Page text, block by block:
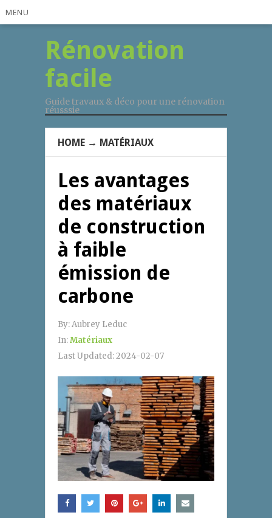
MENU
Rénovation
facile
Guide travaux & déco pour une rénovation
réusssie
HOME → MATÉRIAUX
Les avantages
des matériaux
de construction
à faible
émission de
carbone
By:Aubrey Leduc
In:Matériaux
Last Updated:2024-02-07